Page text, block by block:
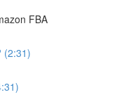
FBA
(2:31)